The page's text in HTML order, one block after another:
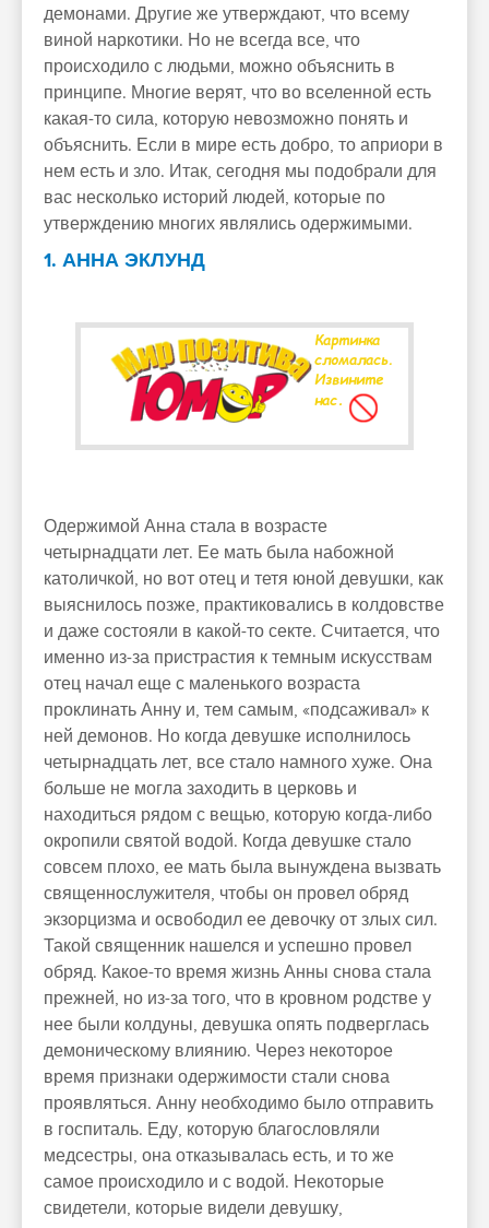
демонами. Другие же утверждают, что всему
виной наркотики. Но не всегда все, что
происходило с людьми, можно объяснить в
принципе. Многие верят, что во вселенной есть
какая-то сила, которую невозможно понять и
объяснить. Если в мире есть добро, то априори в
нем есть и зло. Итак, сегодня мы подобрали для
вас несколько историй людей, которые по
утверждению многих являлись одержимыми.
1. АННА ЭКЛУНД
Одержимой Анна стала в возрасте
четырнадцати лет. Ее мать была набожной
католичкой, но вот отец и тетя юной девушки, как
выяснилось позже, практиковались в колдовстве
и даже состояли в какой-то секте. Считается, что
именно из-за пристрастия к темным искусствам
отец начал еще с маленького возраста
проклинать Анну и, тем самым, «подсаживал» к
ней демонов. Но когда девушке исполнилось
четырнадцать лет, все стало намного хуже. Она
больше не могла заходить в церковь и
находиться рядом с вещью, которую когда-либо
окропили святой водой. Когда девушке стало
совсем плохо, ее мать была вынуждена вызвать
священнослужителя, чтобы он провел обряд
экзорцизма и освободил ее девочку от злых сил.
Такой священник нашелся и успешно провел
обряд. Какое-то время жизнь Анны снова стала
прежней, но из-за того, что в кровном родстве у
нее были колдуны, девушка опять подверглась
демоническому влиянию. Через некоторое
время признаки одержимости стали снова
проявляться. Анну необходимо было отправить
в госпиталь. Еду, которую благословляли
медсестры, она отказывалась есть, и то же
самое происходило и с водой. Некоторые
свидетели, которые видели девушку,